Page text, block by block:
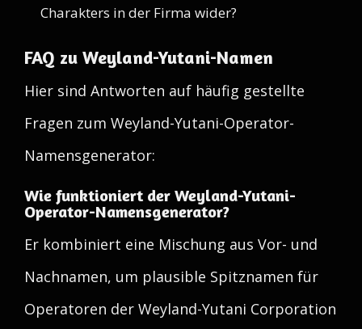
Charakters in der Firma wider?
FAQ zu Weyland-Yutani-Namen
Hier sind Antworten auf häufig gestellte
Fragen zum Weyland-Yutani-Operator-
Namensgenerator:
Wie funktioniert der Weyland-Yutani-
Operator-Namensgenerator?
Er kombiniert eine Mischung aus Vor- und
Nachnamen, um plausible Spitznamen für
Operatoren der Weyland-Yutani Corporation